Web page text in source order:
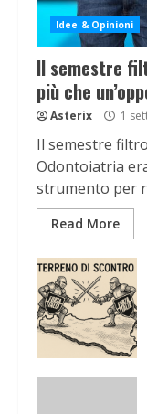
Idee & Opinioni
Il semestre
più che
Asterix 1
Il semestre
Odontoiatria
strumento per
Read More